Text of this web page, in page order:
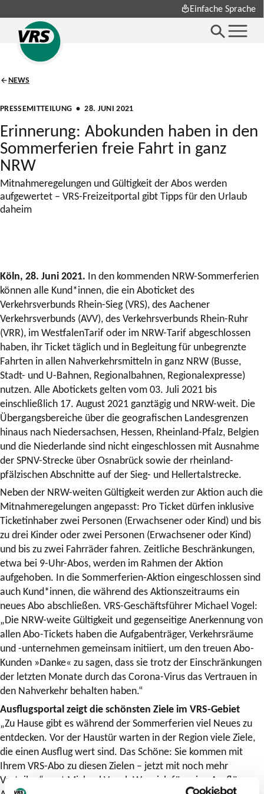
Einfache Sprache
NEWS
PRESSEMITTEILUNG • 28. JUNI 2021
Erinnerung: Abokunden haben in den
Sommerferien freie Fahrt in ganz
NRW
Mitnahmeregelungen und Gültigkeit der Abos werden
aufgewertet – VRS-Freizeitportal gibt Tipps für den Urlaub
daheim
Köln, 28. Juni 2021. In den kommenden NRW-Sommerferien
können alle Kund*innen, die ein Aboticket des
Verkehrsverbunds Rhein-Sieg (VRS), des Aachener
Verkehrsverbunds (AVV), des Verkehrsverbunds Rhein-Ruhr
(VRR), im WestfalenTarif oder im NRW-Tarif abgeschlossen
haben, ihr Ticket täglich und in Begleitung für unbegrenzte
Fahrten in allen Nahverkehrsmitteln in ganz NRW (Busse,
Stadt- und U-Bahnen, Regionalbahnen, Regionalexpresse)
nutzen. Alle Abotickets gelten vom 03. Juli 2021 bis
einschließlich 17. August 2021 ganztägig und NRW-weit. Die
Übergangsbereiche über die geografischen Landesgrenzen
hinaus nach Niedersachsen, Hessen, Rheinland-Pfalz, Belgien
und die Niederlande sind nicht eingeschlossen mit Ausnahme
der SPNV-Strecke über Osnabrück sowie der rheinland-
pfälzischen Abschnitte auf der Sieg- und Hellertalstrecke.
Neben der NRW-weiten Gültigkeit werden zur Aktion auch die
Mitnahmeregelungen angepasst: Pro Ticket dürfen inklusive
Ticketinhaber zwei Personen (Erwachsener oder Kind) und bis
zu drei Kinder oder zwei Personen (Erwachsener oder Kind)
und bis zu zwei Fahrräder fahren. Zeitliche Beschränkungen,
etwa bei 9-Uhr-Abos, werden im Rahmen der Aktion
aufgehoben. In die Sommerferien-Aktion eingeschlossen sind
auch Kund*innen, die während des Aktionszeitraums ein
neues Abo abschließen. VRS-Geschäftsführer Michael Vogel:
„Die NRW-weite Gültigkeit und gegenseitige Anerkennung von
allen Abo-Tickets haben die Aufgabenträger, Verkehrsräume
und -unternehmen gemeinsam initiiert, um den treuen Abo-
Kunden »Danke« zu sagen, dass sie trotz der Einschränkungen
der letzten Monate durch das Corona-Virus das Vertrauen in
den Nahverkehr behalten haben.“
Ausflugsportal zeigt die schönsten Ziele im VRS-Gebiet
„Zu Hause gibt es während der Sommerferien viel Neues zu
entdecken. Vor der Haustür warten in der Region viele Ziele,
die einen Ausflug wert sind. Das Schöne: Sie kommen mit
Ihrem VRS-Abo zu diesen Zielen – jetzt mit noch mehr
Vorteilen“, sagt Michael Vogel. Wer sich für seine Ausflüge